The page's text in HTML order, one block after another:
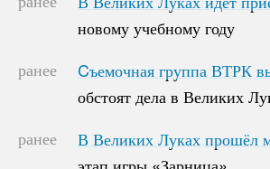
новому учебному году
новому учебному году
ранее
Cъемочная группа ВТРК
обстоят дела в Великих
Cъемочная группа ВТРК
обстоят дела в Великих
ранее
В Великих Луках прошёл
этап игры «Зарница»
В Великих Луках прошёл
этап игры «Зарница»